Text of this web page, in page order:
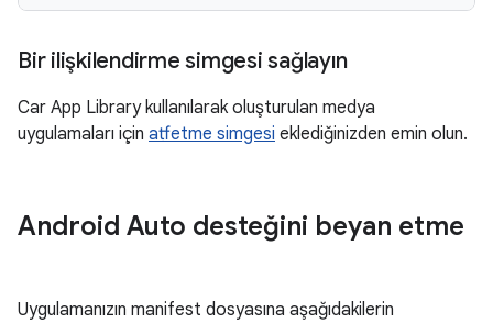
Bir ilişkilendirme simgesi sağlayın
Car App Library kullanılarak oluşturulan medya
uygulamaları için atfetme simgesi eklediğinizden emin olun.
Android Auto desteğini beyan etme
Uygulamanızın manifest dosyasına aşağıdakilerin